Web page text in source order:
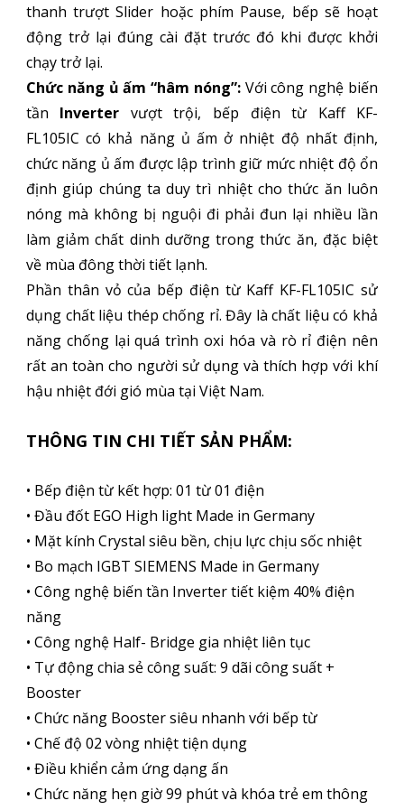
thanh trượt Slider hoặc phím Pause, bếp sẽ hoạt
động trở lại đúng cài đặt trước đó khi được khởi
chạy trở lại.
Chức năng ủ ấm “hâm nóng”:Với công nghệ biến
tần Inverter vượt trội, bếp điện từ Kaff KF-
FL105IC có khả năng ủ ấm ở nhiệt độ nhất định,
chức năng ủ ấm được lập trình giữ mức nhiệt độ ổn
định giúp chúng ta duy trì nhiệt cho thức ăn luôn
nóng mà không bị nguội đi phải đun lại nhiều lần
làm giảm chất dinh dưỡng trong thức ăn, đặc biệt
về mùa đông thời tiết lạnh.
Phần thân vỏ của bếp điện từ Kaff KF-FL105IC sử
dụng chất liệu thép chống rỉ. Đây là chất liệu có khả
năng chống lại quá trình oxi hóa và rò rỉ điện nên
rất an toàn cho người sử dụng và thích hợp với khí
hậu nhiệt đới gió mùa tại Việt Nam.
THÔNG TIN CHI TIẾT SẢN PHẨM:
• Bếp điện từ kết hợp: 01 từ 01 điện
• Đầu đốt EGO High light Made in Germany
• Mặt kính Crystal siêu bền, chịu lực chịu sốc nhiệt
• Bo mạch IGBT SIEMENS Made in Germany
• Công nghệ biến tần Inverter tiết kiệm 40% điện
năng
• Công nghệ Half- Bridge gia nhiệt liên tục
• Tự động chia sẻ công suất: 9 dãi công suất +
Booster
• Chức năng Booster siêu nhanh với bếp từ
• Chế độ 02 vòng nhiệt tiện dụng
• Điều khiển cảm ứng dạng ấn
• Chức năng hẹn giờ 99 phút và khóa trẻ em thông